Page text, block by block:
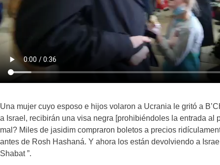
Una mujer cuyo esposo e hijos volaron a Ucrania le gritó a
a Israel, recibirán una visa negra [prohibiéndoles la entrada al
mal? Miles de jasidim compraron boletos a precios
antes de Rosh Hashaná. Y ahora los están devolviendo a
Shabat ”.